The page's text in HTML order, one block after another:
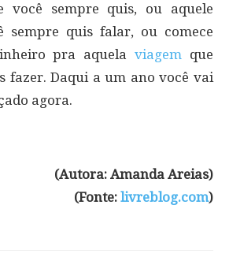
você sempre quis, ou aquele
sempre quis falar, ou comece
pra aquelaviagem que
fazer. Daqui a um ano você vai
agora.
(Autora: Amanda Areias)
(Fonte: livreblog.com)